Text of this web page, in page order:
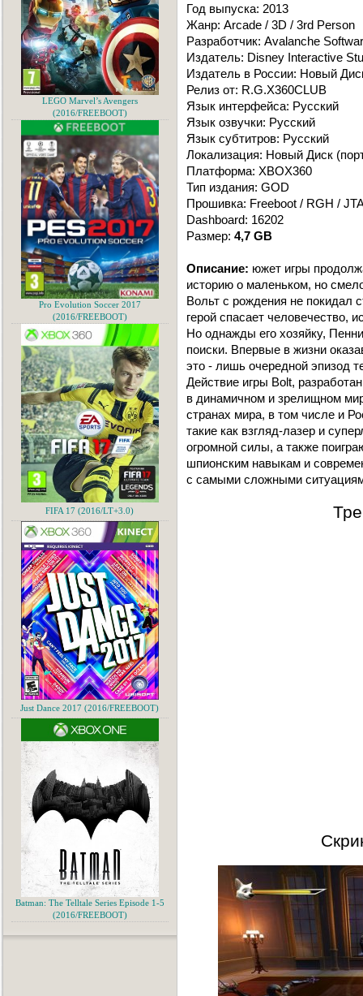
Год выпуска: 2013
Жанр: Arcade / 3D / 3rd Person
Разработчик: Avalanche
Издатель: Disney Interactive
Издатель в России: Новый
Релиз от: R.G.X360CLUB
Язык интерфейса: Русский
Язык озвучки: Русский
Язык cубтитров: Русский
Локализация: Новый Диск
Платформа: XBOX360
Тип издания: GOD
Прошивка: Freeboot / RGH /
Dashboard: 16202
Размер: 4,7 GB
Описание: южет игры
историю о маленьком, но
Вольт с рождения не покидал
герой спасает человечество,
Но однажды его хозяйку,
поиски. Впервые в жизни
это - лишь очередной эпизод
Действие игры Bolt,
в динамичном и зрелищном
странах мира, в том числе и
такие как взгляд-лазер и
огромной силы, а также
шпионским навыкам и
с самыми сложными
LEGO Marvel’s Avengers
(2016/FREEBOOT)
Pro Evolution Soccer 2017
(2016/FREEBOOT)
FIFA 17 (2016/LT+3.0)
Just Dance 2017 (2016/FREEBOOT)
Batman: The Telltale Series Episode 1-5
(2016/FREEBOOT)